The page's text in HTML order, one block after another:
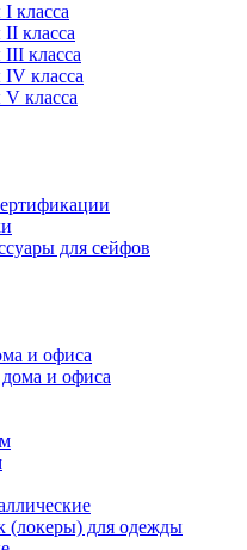
класса
класса
класса
класса
класса
для сейфов
и офиса
и офиса
(локеры) для одежды